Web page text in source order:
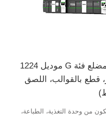
خط إنتاج الكرتون المقوى المضلع فئة G موديل 1224
قطع بالقوالب، اللصق
من وحدة التغذية، الطباعة،